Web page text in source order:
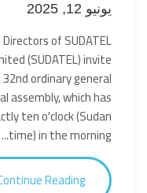
يونيو 12, 2025
of SUDATEL
(SUDATEL) invite
ordinary general
assembly, which has
ten o'clock (Sudan
time) in the morning...
Reading